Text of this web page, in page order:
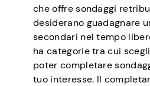
che offre sondaggi
desiderano guadagnare
secondari nel tempo
ha categorie tra cui
poter completare
tuo interesse. Il